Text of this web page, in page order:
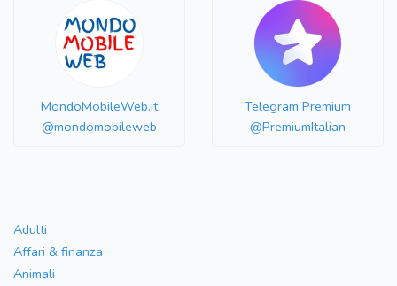
MondoMobileWeb.it
@mondomobileweb
Telegram Premium
@PremiumItalian
Adulti
Affari & finanza
Animali